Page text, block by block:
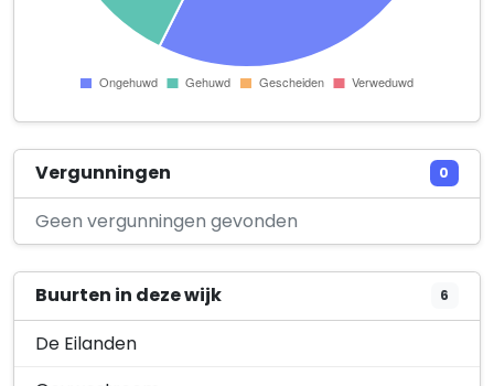
j.anker service
Burgemeester van Dijkesingel 132
JVA medische diensten
Scheygrondplantsoen 9
JVR88 Holding B.V.
Vlielandstraat 10
Vergunningen 0
Geen vergunningen gevonden
Buurten in deze wijk 6
De Eilanden